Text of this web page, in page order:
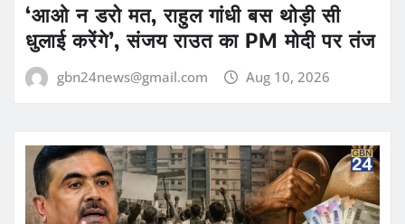
‘आओ न डरो मत, राहुल गांधी बस थोड़ी सी
धुलाई करेंगे’, संजय राउत का PM मोदी पर तंज
gbn24news@gmail.com Aug 10, 2026